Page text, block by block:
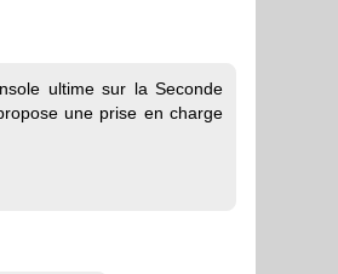
ultime sur la Seconde
une prise en charge